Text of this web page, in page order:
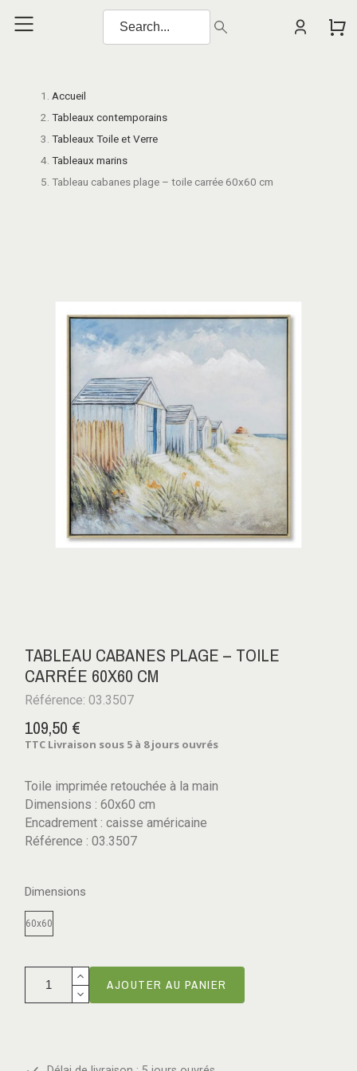
Accueil
Tableaux contemporains
Tableaux Toile et Verre
Tableaux marins
Tableau cabanes plage – toile carrée 60x60 cm
TABLEAU CABANES PLAGE – TOILE
CARRÉE 60X60 CM
Référence: 03.3507
109,50 €
TTC Livraison sous 5 à 8 jours ouvrés
Toile imprimée retouchée à la main
Dimensions : 60x60 cm
Encadrement : caisse américaine
Référence : 03.3507
Dimensions
60x60
AJOUTER AU PANIER